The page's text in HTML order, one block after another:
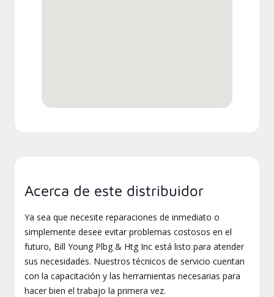
Acerca de este distribuidor
Ya sea que necesite reparaciones de inmediato o
simplemente desee evitar problemas costosos en el
futuro, Bill Young Plbg & Htg Inc está listo para atender
sus necesidades. Nuestros técnicos de servicio cuentan
con la capacitación y las herramientas necesarias para
hacer bien el trabajo la primera vez.